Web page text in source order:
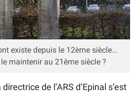
existe depuis le 12ème siècle...
maintenir au 21ème siècle ?
de l’ARS d’Epinal s’est